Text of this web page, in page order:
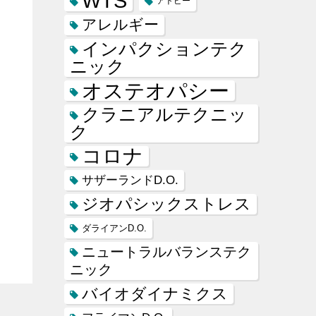
アレルギー
インパクションテク
ニック
オステオパシー
クラニアルテクニッ
ク
コロナ
サザーランドD.O.
ジオパシックストレス
ダライアンD.O.
ニュートラルバランステク
ニック
バイオダイナミクス